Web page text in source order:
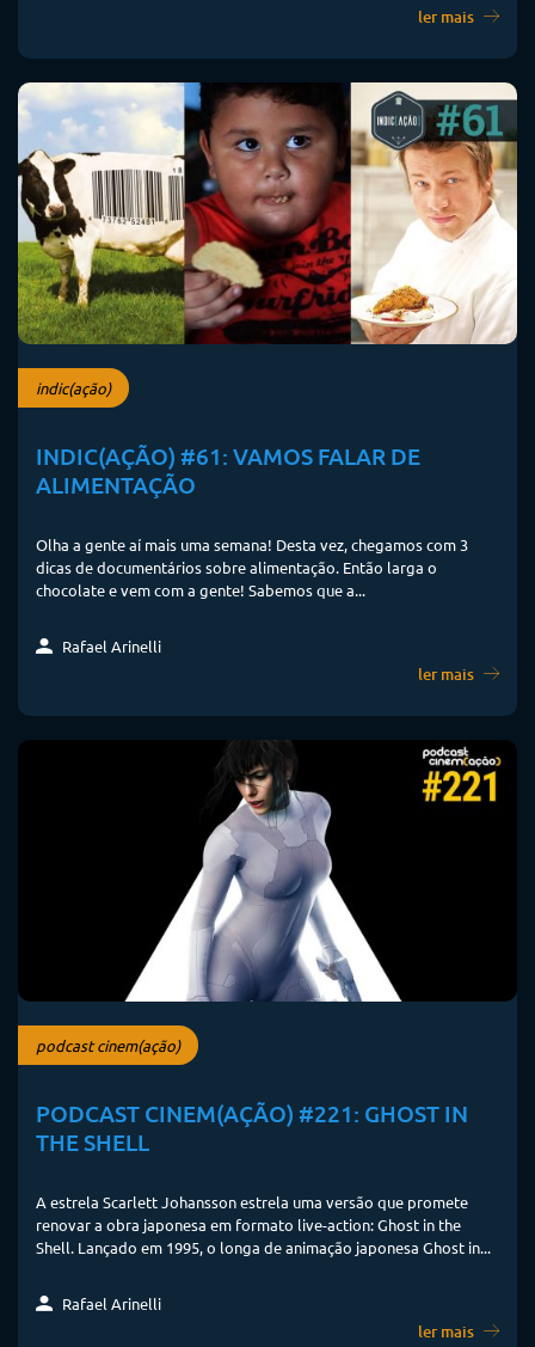
ler mais
indic(ação)
INDIC(AÇÃO) #61: VAMOS FALAR DE
ALIMENTAÇÃO
Olha a gente aí mais uma semana! Desta vez, chegamos com 3
dicas de documentários sobre alimentação. Então larga o
chocolate e vem com a gente! Sabemos que a...
Rafael Arinelli
ler mais
podcast cinem(ação)
PODCAST CINEM(AÇÃO) #221: GHOST IN
THE SHELL
A estrela Scarlett Johansson estrela uma versão que promete
renovar a obra japonesa em formato live-action: Ghost in the
Shell. Lançado em 1995, o longa de animação japonesa Ghost in...
Rafael Arinelli
ler mais